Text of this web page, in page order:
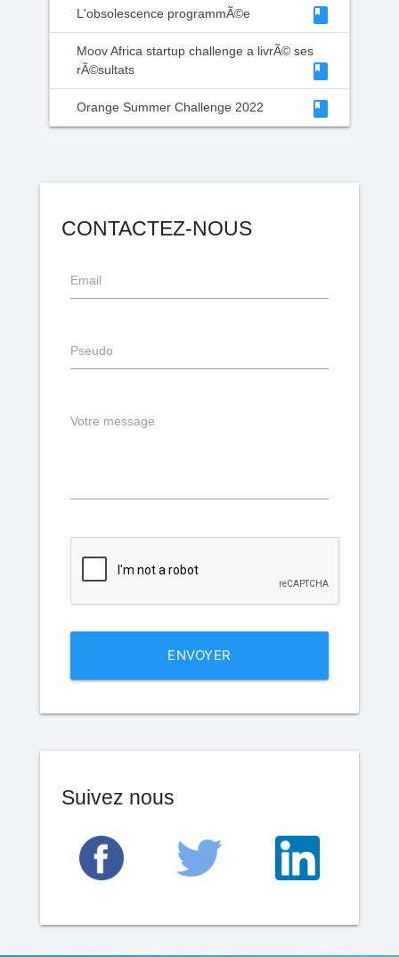
L'obsolescence programmÃ©e class
Moov Africa startup challenge a livrÃ© ses
rÃ©sultats
class
Orange Summer Challenge 2022 class
CONTACTEZ-NOUS
Email
Pseudo
Votre message
ENVOYER
Suivez nous